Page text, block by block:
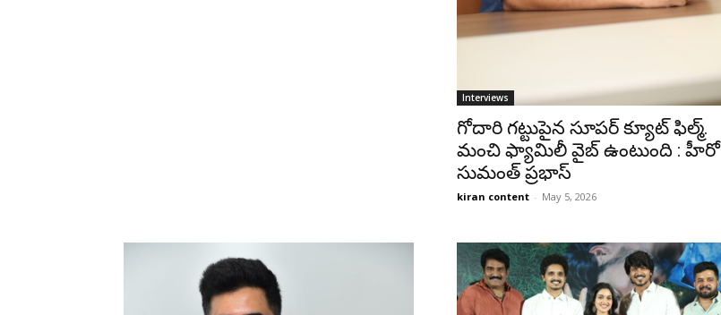
Interviews
గోదారి గట్టుపైన సూపర్ క్యూట్ ఫిల్మ్.
మంచి ఫ్యామిలీ వైబ్ ఉంటుంది : హీరో
సుమంత్ ప్రభాస్
kiran content - May 5, 2026